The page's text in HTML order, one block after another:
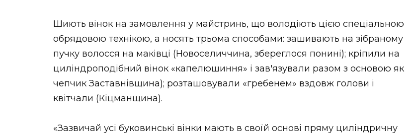
Шиють вінок на замовлення у майстринь, що володіють цією спеціальною
обрядовою технікою, а носять трьома способами: зашивають на зібраному
пучку волосся на маківці (Новоселиччина, збереглося понині); кріпили на
циліндроподібний вінок «капелюшиння» і зав′язували разом з основою як
чепчик Заставнівщина); розташовували «гребенем» вздовж голови і
квітчали (Кіцманщина).
«Зазвичай усі буковинські вінки мають в своїй основі пряму циліндричну